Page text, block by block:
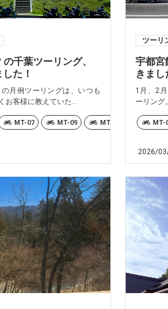
TRACER9 GT+ Y-AMT TRACER9GT-PLUS
千葉ツーリング、
た！
月例ツーリングは、いつも
お客様に教えていた...
MT-07 MT-09 MT-10 MT-25
ツーリ
宇都宮
きまし
1月、2
ーリング
MT-
2026/